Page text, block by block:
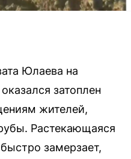
Юлаева на
затоплен
жителей,
Растекающаяся
замерзает,